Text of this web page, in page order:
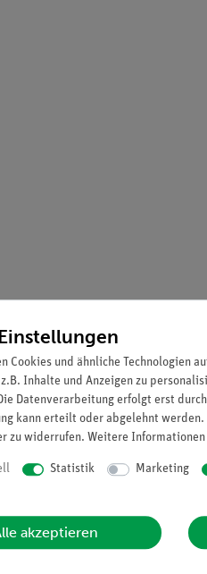
mit oben-Durchmesser: 50...120
Cookies und ähnliche Technologien
Inhalte und Anzeigen zu
Datenverarbeitung erfolgt erst
kann erteilt oder abgelehnt
zu widerrufen. Weitere
Statistik Marketing
akzeptieren